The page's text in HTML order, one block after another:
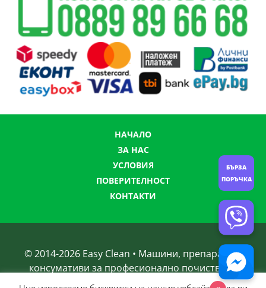
НАЧАЛО
ЗА НАС
УСЛОВИЯ
ПОВЕРИТЕЛНОСТ
КОНТАКТИ
© 2014-2026 Easy Clean • Машини, препарати и
консумативи за професионално почистване
БЪРЗА
ПОРЪЧКА